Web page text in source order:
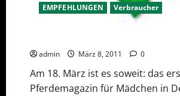
EMPFEHLUNGEN Verbraucher
admin März 8, 2011 0
Am 18. März ist es soweit: das
Pferdemagazin für Mädchen in